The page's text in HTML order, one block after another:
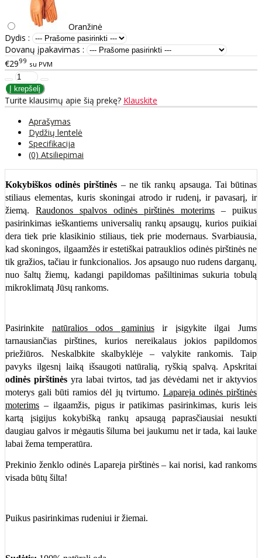
Oranžinė
Dydis :
Dovanų įpakavimas :
€2999 su PVM
Turite klausimų apie šią prekę? Klauskite
Aprašymas
Dydžių lentelė
Specifikacija
(0) Atsiliepimai
Kokybiškos odinės pirštinės – ne tik rankų apsauga. Tai būtinas
stiliaus elementas, kuris skoningai atrodo ir rudenį, ir pavasarį, ir
žiemą. Raudonos spalvos odinės pirštinės moterims – puikus
pasirinkimas ieškantiems universalių rankų apsaugų, kurios puikiai
dera tiek prie klasikinio stiliaus, tiek prie modernaus. Svarbiausia,
kad skoningos, ilgaamžės ir estetiškai patrauklios odinės pirštinės ne
tik gražios, tačiau ir funkcionalios. Jos apsaugo nuo rudens darganų,
nuo šaltų žiemų, kadangi papildomas pašiltinimas sukuria tobulą
mikroklimatą Jūsų rankoms.
Pasirinkite natūralios odos gaminiusir įsigykite ilgai Jums
tarnausiančias pirštines, kurios nereikalaus jokios papildomos
priežiūros. Neskalbkite skalbyklėje – valykite rankomis. Taip
pavyks ilgesnį laiką išsaugoti natūralią, ryškią spalvą. Apskritai
odinės pirštinėsyra labai tvirtos, tad jas dėvėdami net ir aktyvios
moterys gali būti ramios dėl jų tvirtumo. Lapareja odinės pirštinės
moterims – ilgaamžis, pigus ir patikimas pasirinkimas, kuris leis
kartą įsigijus kokybišką rankų apsaugą paprasčiausiai nesukti
daugiau galvos ir mėgautis šiluma bei jaukumu net ir tada, kai lauke
labai žema temperatūra.
Prekinio ženklo odinės Lapareja pirštinės – kai norisi, kad rankoms
visada būtų šilta!
Puikus pasirinkimas rudeniui ir žiemai.